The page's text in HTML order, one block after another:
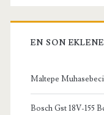
EN SON
Maltepe Muhasebeci
Bosch Gst 18V-155